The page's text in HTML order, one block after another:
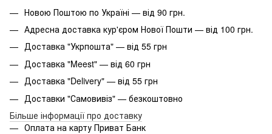
Новою Поштою по Україні — від 90 грн.
Адресна доставка кур'єром Нової Пошти — від 100 грн.
Доставка "Укрпошта" — від 55 грн
Доставка "Meest" — від 60 грн
Доставка "Delivery" — від 55 грн
Доставки "Самовивіз" — безкоштовно
Більше інформації про доставку
Оплата на карту Приват Банк